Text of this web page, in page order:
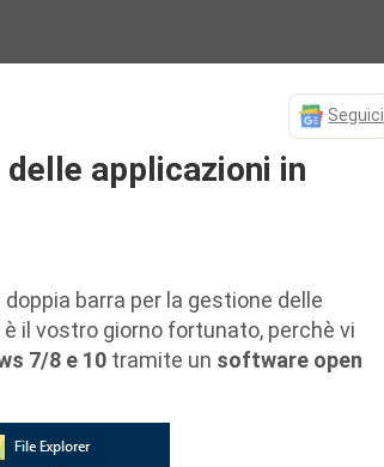
Seguici
applicazioni in
doppia barra per la gestione delle
il vostro giorno fortunato, perchè vi
7/8 e 10 tramite un software open